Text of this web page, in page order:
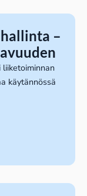
–
käytännössä